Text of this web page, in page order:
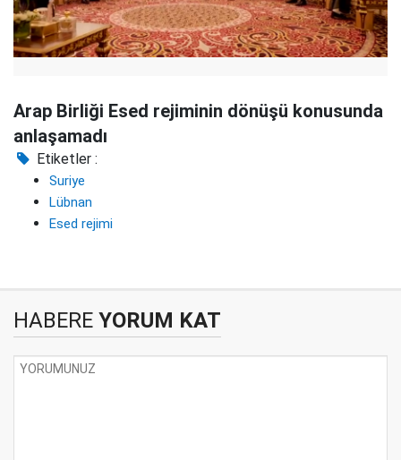
Arap Birliği Esed rejiminin dönüşü konusunda
anlaşamadı
Etiketler :
Suriye
Lübnan
Esed rejimi
HABERE YORUM KAT